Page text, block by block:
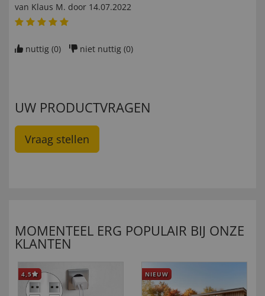
van Klaus M. door 14.07.2022
nuttig (0) niet nuttig (0)
UW PRODUCTVRAGEN
Vraag stellen
MOMENTEEL ERG POPULAIR BIJ ONZE
KLANTEN
4,5 NIEUW